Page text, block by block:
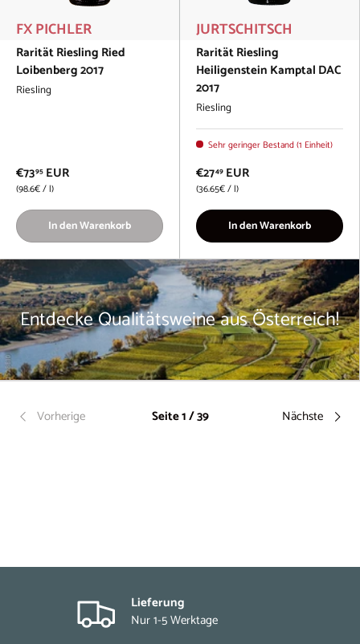
FX PICHLER
Rarität Riesling Ried
Loibenberg 2017
Riesling
€7395 EUR
Grundpreis
98.6€/l
In den Warenkorb
JURTSCHITSCH
Rarität Riesling
Heiligenstein Kamptal DAC
2017
Riesling
Sehr geringer Bestand (1 Einheit)
€2749 EUR
Grundpreis
36.65€/l
In den Warenkorb
Entdecke Qualitätsweine aus Österreich!
Vorherige Seite 1 / 39 Nächste
Lieferung
Nur 1-5 Werktage